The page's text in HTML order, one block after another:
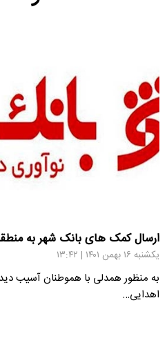
ارسال کمک های بانک شهر به
یکشنبه ۱۶ بهمن ۱۴۰۱ | ۱۳:۴۲
به منظور همدلی با هموطنان آسیب
اهدایی…